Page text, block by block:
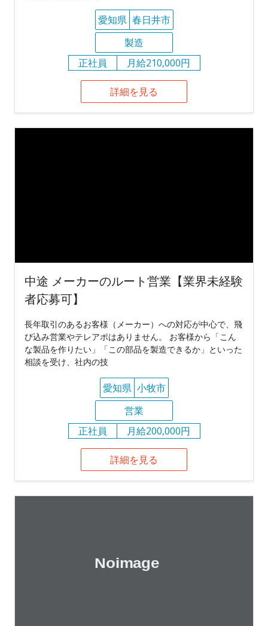
愛知県 春日井市
製造
正社員
月給210,000円
詳細を見る
中途 メーカーのルート営業【業界未経験
者応募可】
長年取引のあるお客様（メーカー）への対応が中心で、飛
び込み営業やテレアポはありません。 お客様から「こん
な製品を作りたい」「この部品を製造できるか」といった
相談を受け、社内の技
愛知県 小牧市
営業
正社員
月給200,000円
詳細を見る